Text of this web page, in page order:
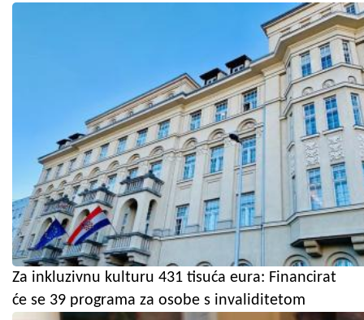
Za inkluzivnu kulturu 431 tisuća eura: Financirat
će se 39 programa za osobe s invaliditetom